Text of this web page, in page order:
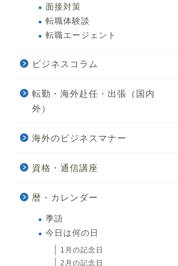
面接対策
転職体験談
転職エージェント
ビジネスコラム
転勤・海外赴任・出張（国内
外）
海外のビジネスマナー
資格・通信講座
暦・カレンダー
季語
今日は何の日
1月の記念日
2月の記念日